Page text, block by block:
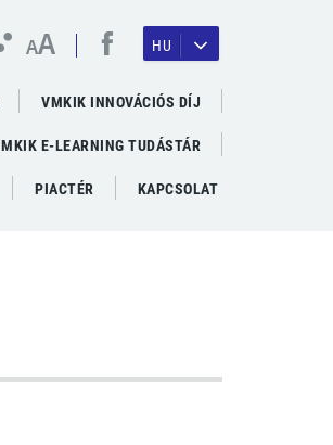
AA HU
VMKIK INNOVÁCIÓS DÍJ
MKIK E-LEARNING TUDÁSTÁR
PIACTÉR KAPCSOLAT